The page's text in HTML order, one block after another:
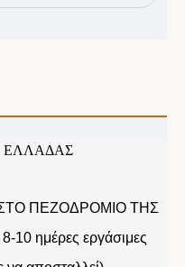
ΕΛΛΑΔΑΣ
ΠΕΖΟΔΡΟΜΙΟ ΤΗΣ
ημέρες εργάσιμες